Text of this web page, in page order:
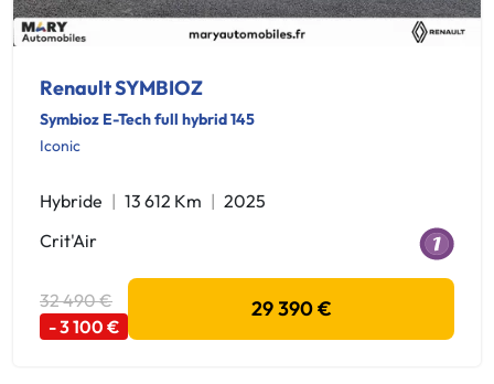
Renault SYMBIOZ
Symbioz E-Tech full hybrid 145
Iconic
Hybride 13 612 Km
2025
Crit'Air
32 490 €
- 3 100 €
29 390 €